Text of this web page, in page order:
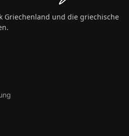
Griechenland und die griechische